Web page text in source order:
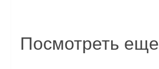
Посмотреть еще